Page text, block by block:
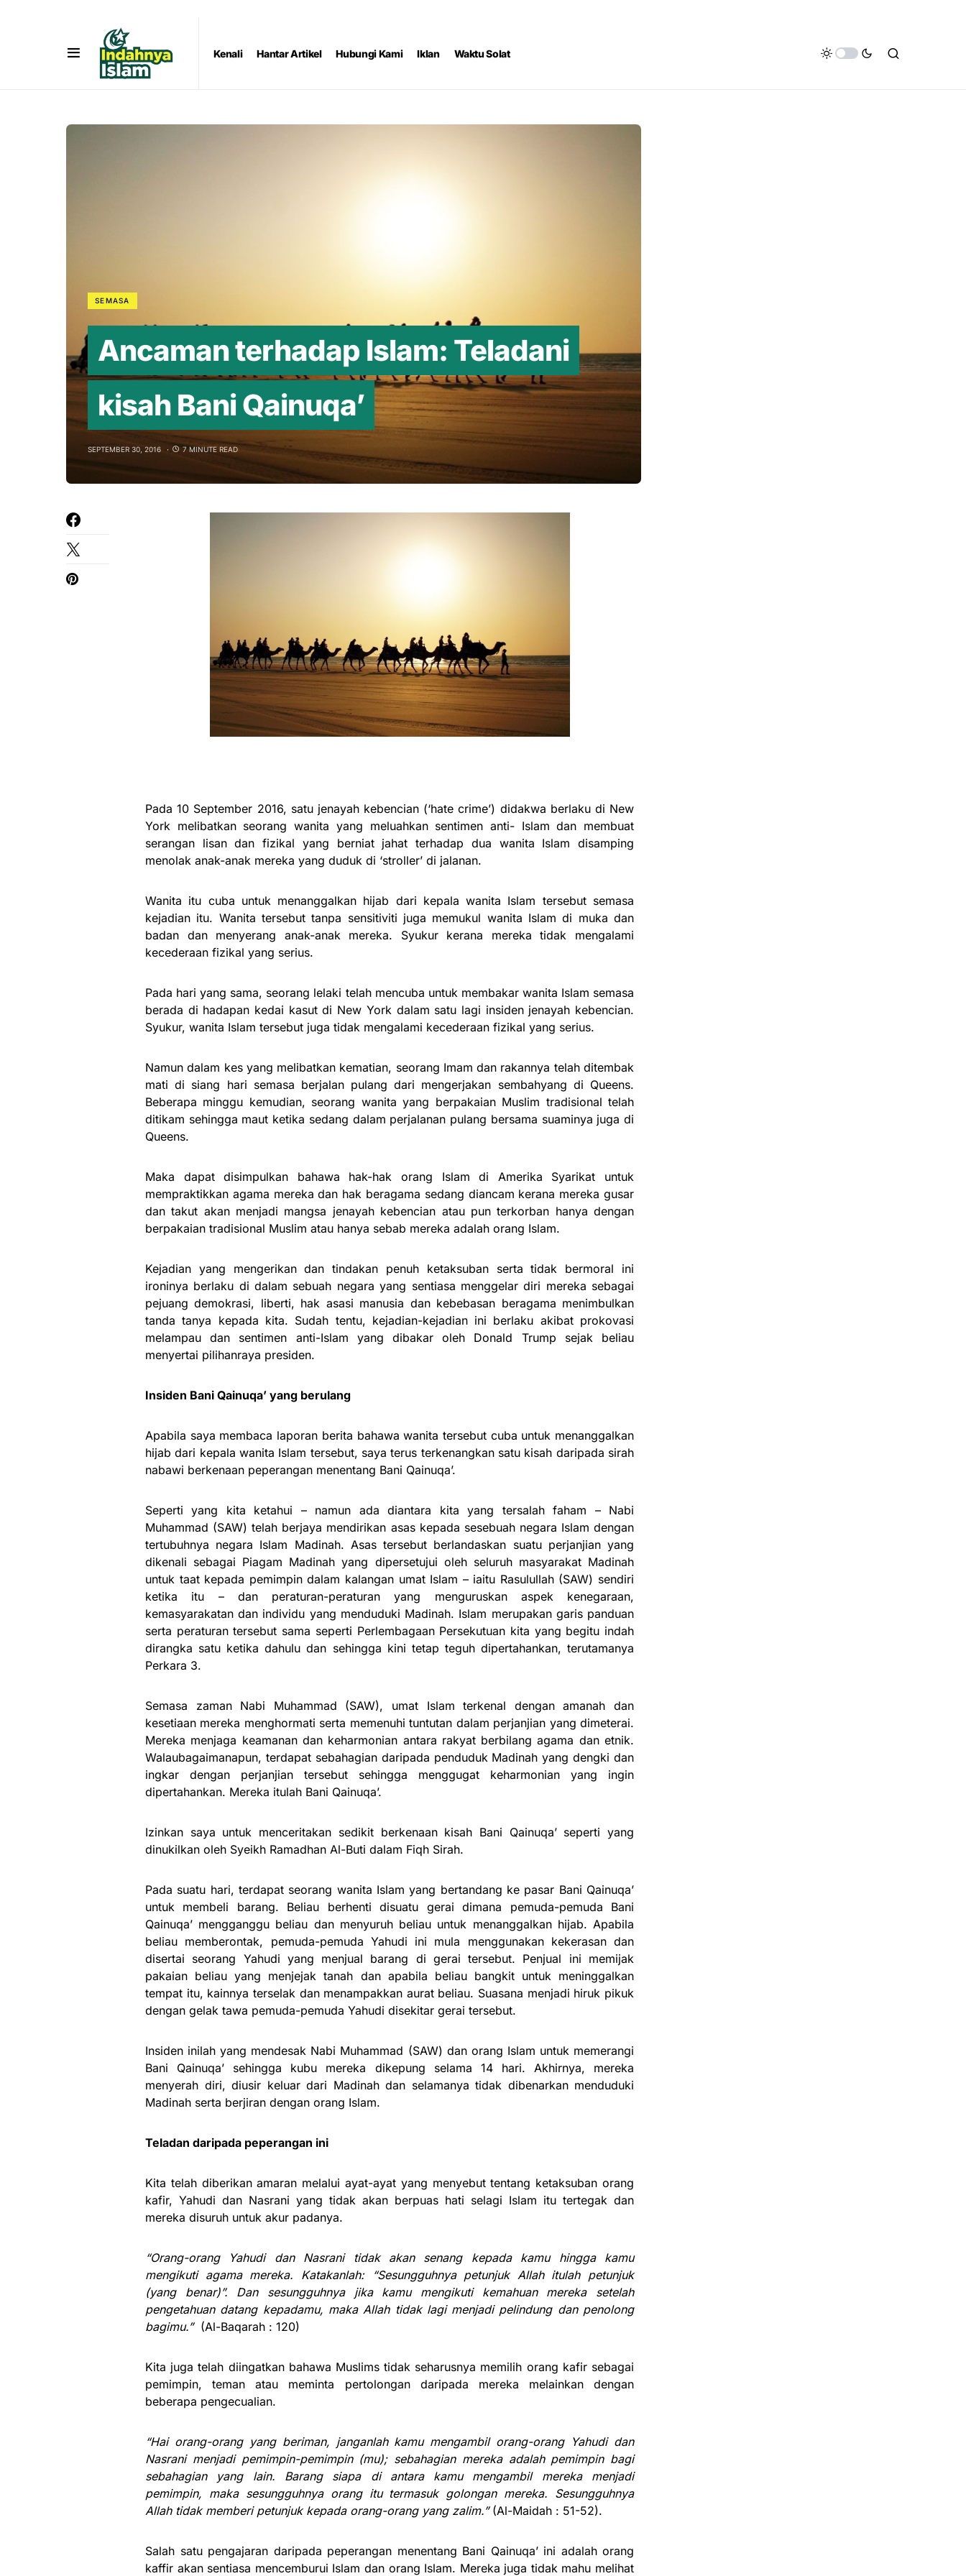
Kenali Hantar Artikel Hubungi Kami Iklan Waktu Solat
SEMASA
Ancaman terhadap Islam: Teladani
kisah Bani Qainuqa’
SEPTEMBER 30, 2016 7 MINUTE READ
Pada 10 September 2016, satu jenayah kebencian (‘hate crime’) didakwa berlaku di New
York melibatkan seorang wanita yang meluahkan sentimen anti- Islam dan membuat
serangan lisan dan fizikal yang berniat jahat terhadap dua wanita Islam disamping
menolak anak-anak mereka yang duduk di ‘stroller’ di jalanan.
Wanita itu cuba untuk menanggalkan hijab dari kepala wanita Islam tersebut semasa
kejadian itu. Wanita tersebut tanpa sensitiviti juga memukul wanita Islam di muka dan
badan dan menyerang anak-anak mereka. Syukur kerana mereka tidak mengalami
kecederaan fizikal yang serius.
Pada hari yang sama, seorang lelaki telah mencuba untuk membakar wanita Islam semasa
berada di hadapan kedai kasut di New York dalam satu lagi insiden jenayah kebencian.
Syukur, wanita Islam tersebut juga tidak mengalami kecederaan fizikal yang serius.
Namun dalam kes yang melibatkan kematian, seorang Imam dan rakannya telah ditembak
mati di siang hari semasa berjalan pulang dari mengerjakan sembahyang di Queens.
Beberapa minggu kemudian, seorang wanita yang berpakaian Muslim tradisional telah
ditikam sehingga maut ketika sedang dalam perjalanan pulang bersama suaminya juga di
Queens.
Maka dapat disimpulkan bahawa hak-hak orang Islam di Amerika Syarikat untuk
mempraktikkan agama mereka dan hak beragama sedang diancam kerana mereka gusar
dan takut akan menjadi mangsa jenayah kebencian atau pun terkorban hanya dengan
berpakaian tradisional Muslim atau hanya sebab mereka adalah orang Islam.
Kejadian yang mengerikan dan tindakan penuh ketaksuban serta tidak bermoral ini
ironinya berlaku di dalam sebuah negara yang sentiasa menggelar diri mereka sebagai
pejuang demokrasi, liberti, hak asasi manusia dan kebebasan beragama menimbulkan
tanda tanya kepada kita. Sudah tentu, kejadian-kejadian ini berlaku akibat prokovasi
melampau dan sentimen anti-Islam yang dibakar oleh Donald Trump sejak beliau
menyertai pilihanraya presiden.
Insiden Bani Qainuqa’ yang berulang
Apabila saya membaca laporan berita bahawa wanita tersebut cuba untuk menanggalkan
hijab dari kepala wanita Islam tersebut, saya terus terkenangkan satu kisah daripada sirah
nabawi berkenaan peperangan menentang Bani Qainuqa’.
Seperti yang kita ketahui – namun ada diantara kita yang tersalah faham – Nabi
Muhammad (SAW) telah berjaya mendirikan asas kepada sesebuah negara Islam dengan
tertubuhnya negara Islam Madinah. Asas tersebut berlandaskan suatu perjanjian yang
dikenali sebagai Piagam Madinah yang dipersetujui oleh seluruh masyarakat Madinah
untuk taat kepada pemimpin dalam kalangan umat Islam – iaitu Rasulullah (SAW) sendiri
ketika itu – dan peraturan-peraturan yang menguruskan aspek kenegaraan,
kemasyarakatan dan individu yang menduduki Madinah. Islam merupakan garis panduan
serta peraturan tersebut sama seperti Perlembagaan Persekutuan kita yang begitu indah
dirangka satu ketika dahulu dan sehingga kini tetap teguh dipertahankan, terutamanya
Perkara 3.
Semasa zaman Nabi Muhammad (SAW), umat Islam terkenal dengan amanah dan
kesetiaan mereka menghormati serta memenuhi tuntutan dalam perjanjian yang dimeterai.
Mereka menjaga keamanan dan keharmonian antara rakyat berbilang agama dan etnik.
Walaubagaimanapun, terdapat sebahagian daripada penduduk Madinah yang dengki dan
ingkar dengan perjanjian tersebut sehingga menggugat keharmonian yang ingin
dipertahankan. Mereka itulah Bani Qainuqa’.
Izinkan saya untuk menceritakan sedikit berkenaan kisah Bani Qainuqa’ seperti yang
dinukilkan oleh Syeikh Ramadhan Al-Buti dalam Fiqh Sirah.
Pada suatu hari, terdapat seorang wanita Islam yang bertandang ke pasar Bani Qainuqa’
untuk membeli barang. Beliau berhenti disuatu gerai dimana pemuda-pemuda Bani
Qainuqa’ mengganggu beliau dan menyuruh beliau untuk menanggalkan hijab. Apabila
beliau memberontak, pemuda-pemuda Yahudi ini mula menggunakan kekerasan dan
disertai seorang Yahudi yang menjual barang di gerai tersebut. Penjual ini memijak
pakaian beliau yang menjejak tanah dan apabila beliau bangkit untuk meninggalkan
tempat itu, kainnya terselak dan menampakkan aurat beliau. Suasana menjadi hiruk pikuk
dengan gelak tawa pemuda-pemuda Yahudi disekitar gerai tersebut.
Insiden inilah yang mendesak Nabi Muhammad (SAW) dan orang Islam untuk memerangi
Bani Qainuqa’ sehingga kubu mereka dikepung selama 14 hari. Akhirnya, mereka
menyerah diri, diusir keluar dari Madinah dan selamanya tidak dibenarkan menduduki
Madinah serta berjiran dengan orang Islam.
Teladan daripada peperangan ini
Kita telah diberikan amaran melalui ayat-ayat yang menyebut tentang ketaksuban orang
kafir, Yahudi dan Nasrani yang tidak akan berpuas hati selagi Islam itu tertegak dan
mereka disuruh untuk akur padanya.
“Orang-orang Yahudi dan Nasrani tidak akan senang kepada kamu hingga kamu
mengikuti agama mereka. Katakanlah: “Sesungguhnya petunjuk Allah itulah petunjuk
(yang benar)”. Dan sesungguhnya jika kamu mengikuti kemahuan mereka setelah
pengetahuan datang kepadamu, maka Allah tidak lagi menjadi pelindung dan penolong
bagimu.” (Al-Baqarah : 120)
Kita juga telah diingatkan bahawa Muslims tidak seharusnya memilih orang kafir sebagai
pemimpin, teman atau meminta pertolongan daripada mereka melainkan dengan
beberapa pengecualian.
“Hai orang-orang yang beriman, janganlah kamu mengambil orang-orang Yahudi dan
Nasrani menjadi pemimpin-pemimpin (mu); sebahagian mereka adalah pemimpin bagi
sebahagian yang lain. Barang siapa di antara kamu mengambil mereka menjadi
pemimpin, maka sesungguhnya orang itu termasuk golongan mereka. Sesungguhnya
Allah tidak memberi petunjuk kepada orang-orang yang zalim.”(Al-Maidah : 51-52).
Salah satu pengajaran daripada peperangan menentang Bani Qainuqa’ ini adalah orang
kaffir akan sentiasa mencemburui Islam dan orang Islam. Mereka juga tidak mahu melihat